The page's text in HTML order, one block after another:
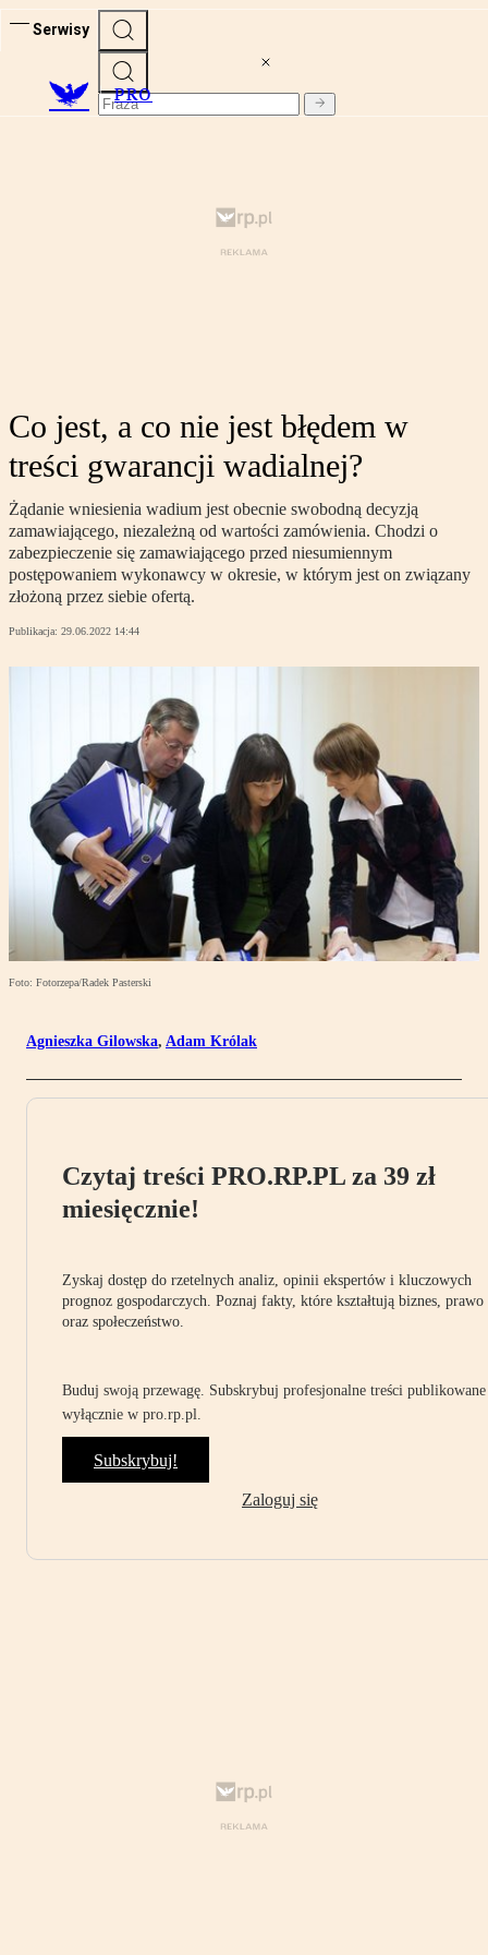
Serwisy
PRO
Co jest, a co nie jest błędem w
treści gwarancji wadialnej?
Żądanie wniesienia wadium jest obecnie swobodną decyzją
zamawiającego, niezależną od wartości zamówienia. Chodzi o
zabezpieczenie się zamawiającego przed niesumiennym
postępowaniem wykonawcy w okresie, w którym jest on związany
złożoną przez siebie ofertą.
Publikacja: 29.06.2022 14:44
Foto: Fotorzepa/Radek Pasterski
Agnieszka Gilowska, Adam Królak
Czytaj treści PRO.RP.PL za 39 zł
miesięcznie!
Zyskaj dostęp do rzetelnych analiz, opinii ekspertów i kluczowych
prognoz gospodarczych. Poznaj fakty, które kształtują biznes, prawo
oraz społeczeństwo.
Buduj swoją przewagę. Subskrybuj profesjonalne treści publikowane
wyłącznie w pro.rp.pl.
Subskrybuj!
Zaloguj się